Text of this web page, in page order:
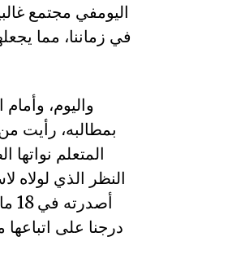
اليومفي مجتمع
في زماننا، مما
واليوم،
بمطالبه، رأيت
المتعلم
النظر الذي لولاه
درجنا على